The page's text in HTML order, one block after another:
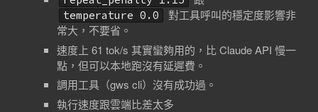
temperature 0.0
對工具呼叫的穩定度影響非
常大，不要省。
速度上 61 tok/s 其實蠻夠用的，比 Claude API 慢一
點，但可以本地跑沒有延遲費。
調用工具（gws cli）沒有成功過。
執行速度跟雲端比差太多